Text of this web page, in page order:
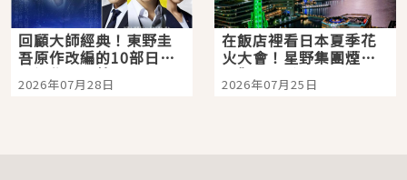
回顧大師經典！東野圭
吾原作改編的10部日本
影視作品推薦
2026年07月28日
在飯店裡看日本夏季花
火大會！星野集團煙火
景觀飯店6選，讓你不用
人擠人悠閒欣賞
2026年07月25日